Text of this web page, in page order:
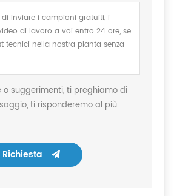
suggerimenti, ti preghiamo di
ti risponderemo al più